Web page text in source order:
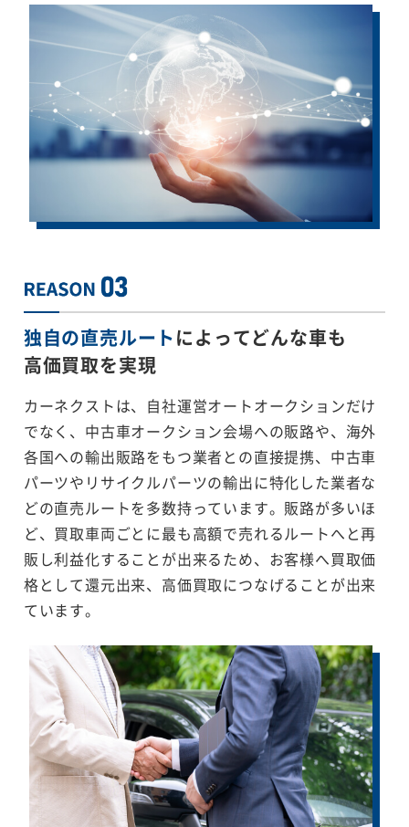
独自の直売ルートによってどんな車も
高価買取を実現
カーネクストは、自社運営オートオークションだけ
でなく、中古車オークション会場への販路や、海外
各国への輸出販路をもつ業者との直接提携、中古車
パーツやリサイクルパーツの輸出に特化した業者な
どの直売ルートを多数持っています。販路が多いほ
ど、買取車両ごとに最も高額で売れるルートへと再
販し利益化することが出来るため、お客様へ買取価
格として還元出来、高価買取につなげることが出来
ています。